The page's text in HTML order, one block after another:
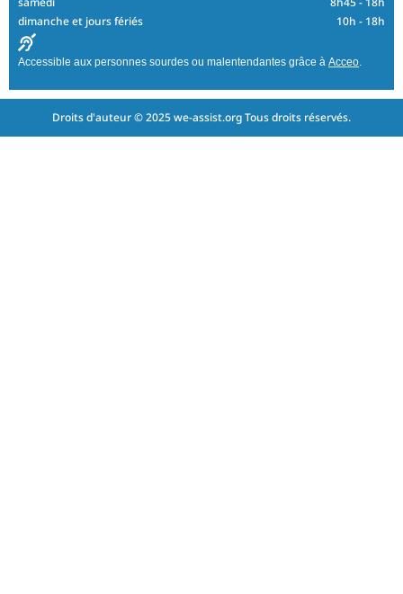
dimanche et jours fériés
10h - 18h
Accessible aux personnes sourdes ou malentendantes grâce à Acceo.
Droits d'auteur © 2025 we-assist.org Tous droits réservés.